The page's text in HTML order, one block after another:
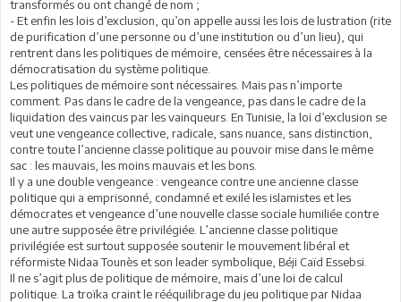
transformés ou ont changé de nom ;
- Et enfin les lois d’exclusion, qu’on appelle aussi les lois de lustration (rite
de purification d’une personne ou d’une institution ou d’un lieu), qui
rentrent dans les politiques de mémoire, censées être nécessaires à la
démocratisation du système politique.
Les politiques de mémoire sont nécessaires. Mais pas n’importe
comment. Pas dans le cadre de la vengeance, pas dans le cadre de la
liquidation des vaincus par les vainqueurs. En Tunisie, la loi d’exclusion se
veut une vengeance collective, radicale, sans nuance, sans distinction,
contre toute l’ancienne classe politique au pouvoir mise dans le même
sac : les mauvais, les moins mauvais et les bons.
Il y a une double vengeance : vengeance contre une ancienne classe
politique qui a emprisonné, condamné et exilé les islamistes et les
démocrates et vengeance d’une nouvelle classe sociale humiliée contre
une autre supposée être privilégiée. L’ancienne classe politique
privilégiée est surtout supposée soutenir le mouvement libéral et
réformiste Nidaa Tounès et son leader symbolique, Béji Caïd Essebsi.
Il ne s’agit plus de politique de mémoire, mais d’une loi de calcul
politique. La troïka craint le rééquilibrage du jeu politique par Nidaa